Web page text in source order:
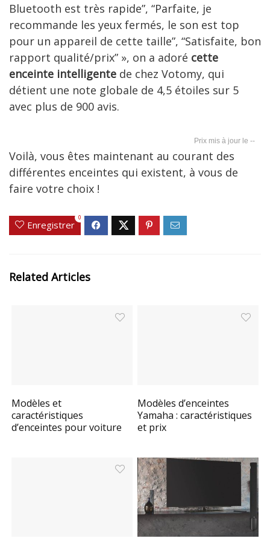
Bluetooth est très rapide”, “Parfaite, je
recommande les yeux fermés, le son est top
pour un appareil de cette taille”, “Satisfaite, bon
rapport qualité/prix” », on a adoré cette
enceinte intelligente de chez Votomy, qui
détient une note globale de 4,5 étoiles sur 5
avec plus de 900 avis.
--
Voilà, vous êtes maintenant au courant des
différentes enceintes qui existent, à vous de
faire votre choix !
Enregistrer
0
Related Articles
Modèles et
caractéristiques
d’enceintes pour voiture
Modèles d’enceintes
Yamaha : caractéristiques
et prix